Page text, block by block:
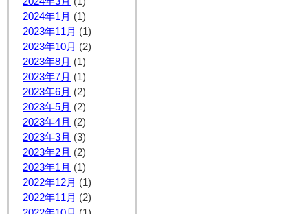
2024年1月 (1)
2023年11月 (1)
2023年10月 (2)
2023年8月 (1)
2023年7月 (1)
2023年6月 (2)
2023年5月 (2)
2023年4月 (2)
2023年3月 (3)
2023年2月 (2)
2023年1月 (1)
2022年12月 (1)
2022年11月 (2)